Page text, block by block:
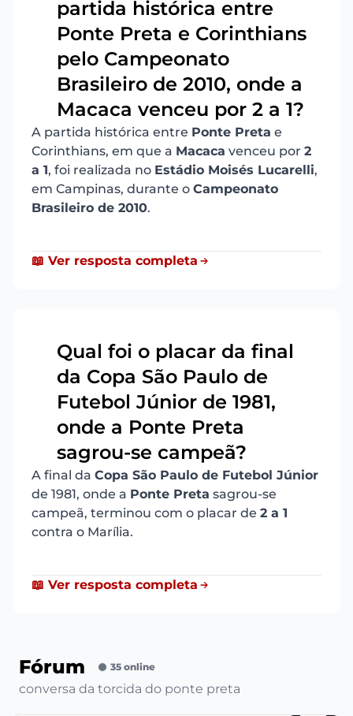
partida histórica entre
Ponte Preta e Corinthians
pelo Campeonato
Brasileiro de 2010, onde a
Macaca venceu por 2 a 1?
A partida histórica entre Ponte Preta e
Corinthians, em que a Macaca venceu por 2
a 1, foi realizada no Estádio Moisés Lucarelli,
em Campinas, durante o Campeonato
Brasileiro de 2010.
📖 Ver resposta completa
Qual foi o placar da final
da Copa São Paulo de
Futebol Júnior de 1981,
onde a Ponte Preta
sagrou-se campeã?
A final da Copa São Paulo de Futebol Júnior
de 1981, onde a Ponte Preta sagrou-se
campeã, terminou com o placar de 2 a 1
contra o Marília.
📖 Ver resposta completa
Fórum 35 online
conversa da torcida do ponte preta